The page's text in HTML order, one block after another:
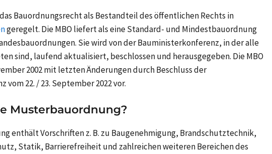
Bauordnungsrecht als Bestandteil des öffentlichen Rechts in
geregelt. Die MBO liefert als eine Standard- und Mindestbauordnung
Sie wird von der Bauministerkonferenz, in der alle
sind, laufend aktualisiert, beschlossen und herausgegeben. Die MBO
2002 mit letzten Änderungen durch Beschluss der
vom 22. / 23. September 2022 vor.
Musterbauordnung?
enthält Vorschriften z. B. zu Baugenehmigung, Brandschutztechnik,
Statik, Barrierefreiheit und zahlreichen weiteren Bereichen des